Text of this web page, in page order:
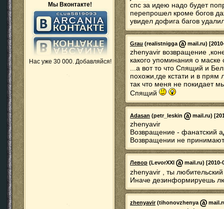
Мы Вконтакте!
Нас уже 30 000. Добавляйся!
спс за идею надо будет
перепрошел кроме богов
увидел дофига багов
Grau (realistnigga mail.ru)
zhenyavir возвращение
какого упоминания о
...а вот то что Спящий и
похожи,где кстати и в прям
так что меня не покидает
Спящий
Adasan (petr_leskin mail.ru)
zhenyavir
Возвращение - фанатский
Возвращении не
Левор (LevorXXI mail.ru) [2010-
zhenyavir , ты
Иначе дезинформируешь
zhenyavir(tihonovzhenya